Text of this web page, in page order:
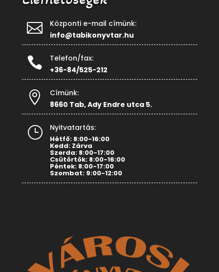

Központi e-mail címünk:
info@tabikonyvtar.hu

Telefon/fax:
+36-84/525-212

Címünk:
8660 Tab, Ady Endre utca 5.
} Nyitvatartás:
Hétfő: 8:00-16:00
Kedd: Zárva
Szerda: 8:00-17:00
Csütörtök: 8:00-16:00
Péntek: 8:00-17:00
Szombat: 9:00-12:00